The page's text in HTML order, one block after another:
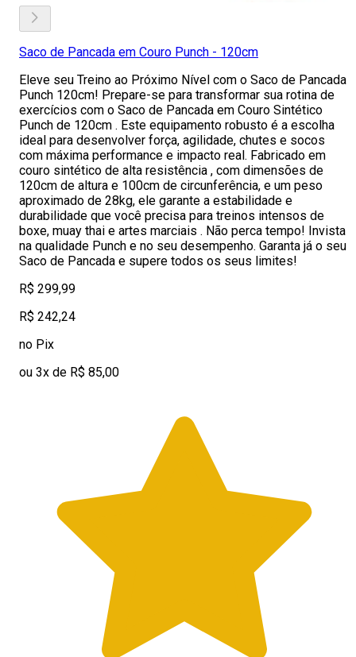
Saco de Pancada em Couro Punch - 120cm
Eleve seu Treino ao Próximo Nível com o Saco de Pancada
Punch 120cm! Prepare-se para transformar sua rotina de
exercícios com o Saco de Pancada em Couro Sintético
Punch de 120cm . Este equipamento robusto é a escolha
ideal para desenvolver força, agilidade, chutes e socos
com máxima performance e impacto real. Fabricado em
couro sintético de alta resistência , com dimensões de
120cm de altura e 100cm de circunferência, e um peso
aproximado de 28kg, ele garante a estabilidade e
durabilidade que você precisa para treinos intensos de
boxe, muay thai e artes marciais . Não perca tempo! Invista
na qualidade Punch e no seu desempenho. Garanta já o seu
Saco de Pancada e supere todos os seus limites!
R$ 299,99
R$ 242,24
no Pix
ou 3x de R$ 85,00